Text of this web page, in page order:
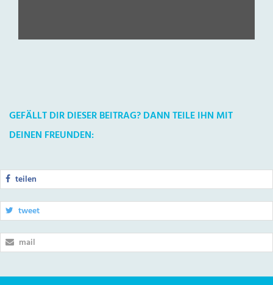
GEFÄLLT DIR DIESER BEITRAG? DANN TEILE IHN MIT
DEINEN FREUNDEN:
teilen
tweet
mail